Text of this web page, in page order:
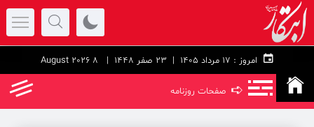
امروز : 23 صفر 1448 | 8 August 2026
➪ صفحات روزنامه